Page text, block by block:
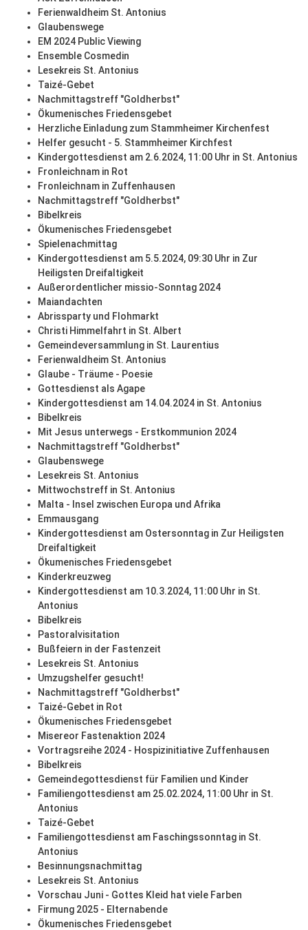
Ferienwaldheim St. Antonius
Glaubenswege
EM 2024 Public Viewing
Ensemble Cosmedin
Lesekreis St. Antonius
Taizé-Gebet
Nachmittagstreff "Goldherbst"
Ökumenisches Friedensgebet
Herzliche Einladung zum Stammheimer Kirchenfest
Helfer gesucht - 5. Stammheimer Kirchfest
Kindergottesdienst am 2.6.2024, 11:00 Uhr in St. Antonius
Fronleichnam in Rot
Fronleichnam in Zuffenhausen
Nachmittagstreff "Goldherbst"
Bibelkreis
Ökumenisches Friedensgebet
Spielenachmittag
Kindergottesdienst am 5.5.2024, 09:30 Uhr in Zur
Heiligsten Dreifaltigkeit
Außerordentlicher missio-Sonntag 2024
Maiandachten
Abrissparty und Flohmarkt
Christi Himmelfahrt in St. Albert
Gemeindeversammlung in St. Laurentius
Ferienwaldheim St. Antonius
Glaube - Träume - Poesie
Gottesdienst als Agape
Kindergottesdienst am 14.04.2024 in St. Antonius
Bibelkreis
Mit Jesus unterwegs - Erstkommunion 2024
Nachmittagstreff "Goldherbst"
Glaubenswege
Lesekreis St. Antonius
Mittwochstreff in St. Antonius
Malta - Insel zwischen Europa und Afrika
Emmausgang
Kindergottesdienst am Ostersonntag in Zur Heiligsten
Dreifaltigkeit
Ökumenisches Friedensgebet
Kinderkreuzweg
Kindergottesdienst am 10.3.2024, 11:00 Uhr in St.
Antonius
Bibelkreis
Pastoralvisitation
Bußfeiern in der Fastenzeit
Lesekreis St. Antonius
Umzugshelfer gesucht!
Nachmittagstreff "Goldherbst"
Taizé-Gebet in Rot
Ökumenisches Friedensgebet
Misereor Fastenaktion 2024
Vortragsreihe 2024 - Hospizinitiative Zuffenhausen
Bibelkreis
Gemeindegottesdienst für Familien und Kinder
Familiengottesdienst am 25.02.2024, 11:00 Uhr in St.
Antonius
Taizé-Gebet
Familiengottesdienst am Faschingssonntag in St.
Antonius
Besinnungsnachmittag
Lesekreis St. Antonius
Vorschau Juni - Gottes Kleid hat viele Farben
Firmung 2025 - Elternabende
Ökumenisches Friedensgebet